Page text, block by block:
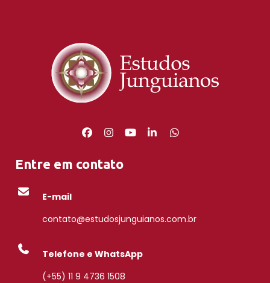
Entre em contato
E-mail
contato@estudosjunguianos.com.br
Telefone e WhatsApp
(+55) 11 9 4736 1508